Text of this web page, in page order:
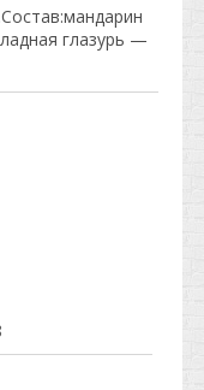
глазурь —